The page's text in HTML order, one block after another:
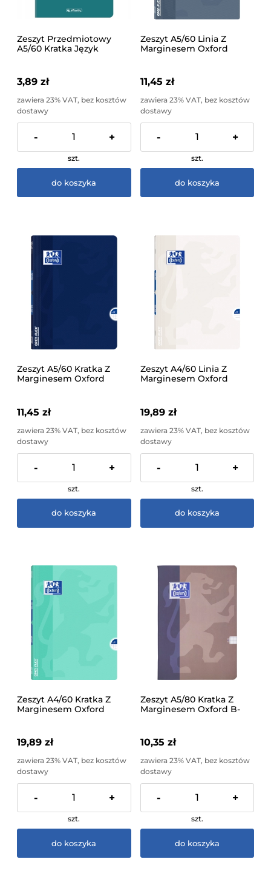
Zeszyt Przedmiotowy
A5/60 Kratka Język
3,89 zł
zawiera 23% VAT, bez kosztów
dostawy
- +
szt.
do koszyka
Zeszyt A5/60 Linia Z
Marginesem Oxford
11,45 zł
zawiera 23% VAT, bez kosztów
dostawy
- +
szt.
do koszyka
Zeszyt A5/60 Kratka Z
Marginesem Oxford
11,45 zł
zawiera 23% VAT, bez kosztów
dostawy
- +
szt.
do koszyka
Zeszyt A4/60 Linia Z
Marginesem Oxford
19,89 zł
zawiera 23% VAT, bez kosztów
dostawy
- +
szt.
do koszyka
Zeszyt A4/60 Kratka Z
Marginesem Oxford
19,89 zł
zawiera 23% VAT, bez kosztów
dostawy
- +
szt.
do koszyka
Zeszyt A5/80 Kratka Z
Marginesem Oxford B-
10,35 zł
zawiera 23% VAT, bez kosztów
dostawy
- +
szt.
do koszyka